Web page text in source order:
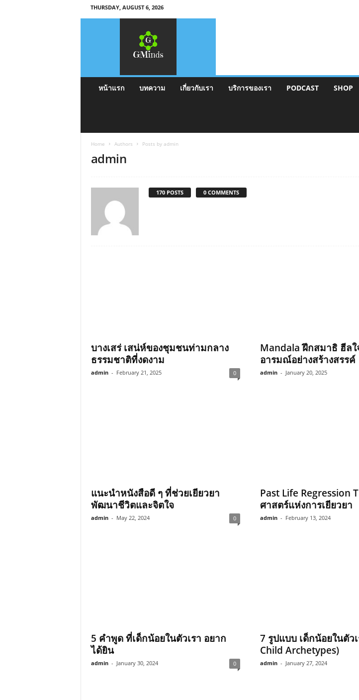
THURSDAY, AUGUST 6, 2026
s
หน้าแรก บทความ เกี่ยวกับเรา บริการของเรา PODCAST SHOP
Home Authors Posts by admin
admin
170 POSTS 0 COMMENTS
บางเสร่ เสน่ห์ของชุมชนท่ามกลาง
ธรรมชาติที่งดงาม
admin - February 21, 2025 0
Mandala ฝึกสมาธิ ฮีลใ
อารมณ์อย่างสร้างสรรค์
admin - January 20, 2025
แนะนำหนังสือดี ๆ ที่ช่วยเยียวยา
พัฒนาชีวิตและจิตใจ
admin - May 22, 2024 0
Past Life Regression
ศาสตร์แห่งการเยียวยา
admin - February 13, 2024
5 คำพูด ที่เด็กน้อยในตัวเรา อยาก
ได้ยิน
admin - January 30, 2024 0
7 รูปแบบ เด็กน้อยในตัว
Child Archetypes)
admin - January 27, 2024